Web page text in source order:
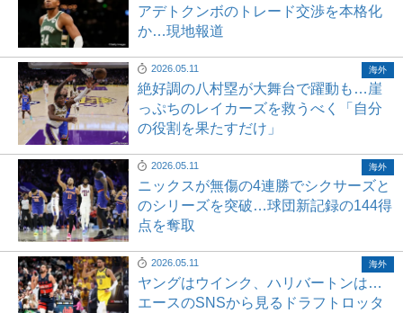
アデトクンボのトレード交渉を本格化
か…現地報道
2026.05.11
絶好調の八村塁が大舞台で躍動も…崖
っぷちのレイカーズを救うべく「自分
の役割を果たすだけ」
海外
2026.05.11
ニックスが無傷の4連勝でシクサーズと
のシリーズを突破…球団新記録の144得
点を奪取
海外
2026.05.11
ヤングはウインク、ハリバートンは…
エースのSNSから見るドラフトロッタ
海外